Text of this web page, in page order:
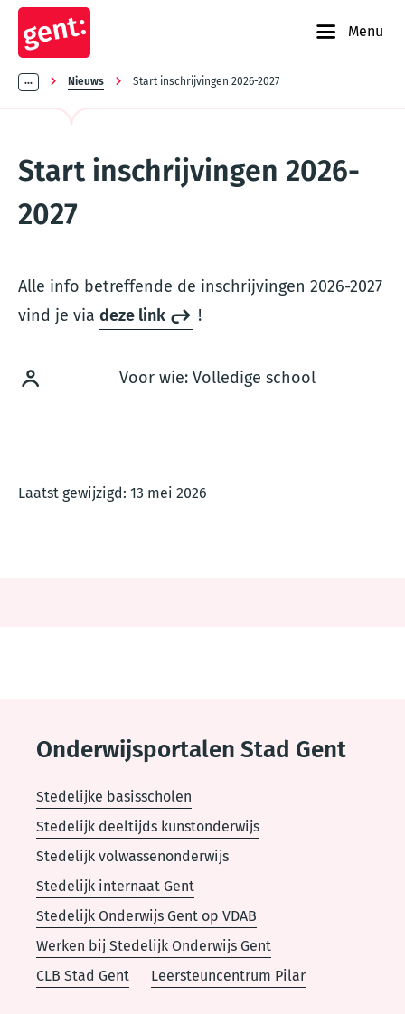
Menu
Kruimelpad
... Nieuws Start inschrijvingen 2026-2027
Start inschrijvingen 2026-
2027
Alle info betreffende de inschrijvingen 2026-2027
vind je via deze link !
Voor wie: Volledige school
Laatst gewijzigd: 13 mei 2026
Onderwijsportalen Stad Gent
Stedelijke basisscholen
Stedelijk deeltijds kunstonderwijs
Stedelijk volwassenonderwijs
Stedelijk internaat Gent
Stedelijk Onderwijs Gent op VDAB
Werken bij Stedelijk Onderwijs Gent
CLB Stad Gent
Leersteuncentrum Pilar